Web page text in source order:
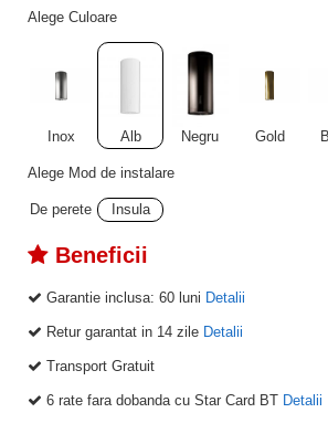
Alege Culoare
Inox Alb Negru Gold
Alege Mod de instalare
De perete Insula
Beneficii
Garantie inclusa: 60 luni Detalii
Retur garantat in 14 zile Detalii
Transport Gratuit
6 rate fara dobanda cu Star Card BT Detalii